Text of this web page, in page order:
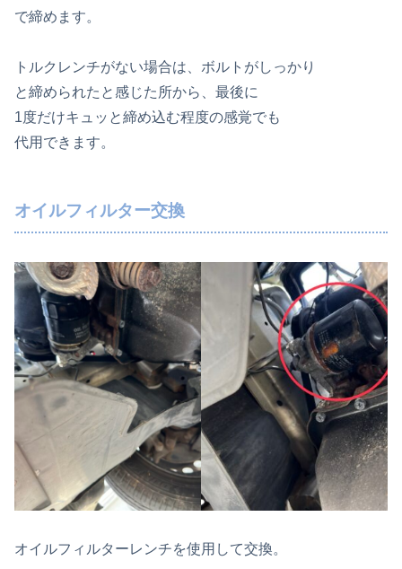
で締めます。
トルクレンチがない場合は、ボルトがしっかり
と締められたと感じた所から、最後に
1度だけキュッと締め込む程度の感覚でも
代用できます。
オイルフィルター交換
オイルフィルターレンチを使用して交換。